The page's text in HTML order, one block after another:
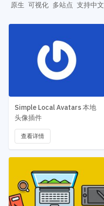
原生 可视化 多站点 支持中文
Simple Local Avatars 本地
头像插件
查看详情